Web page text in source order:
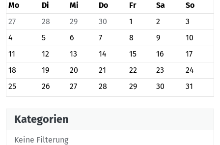
Mo Di Mi Do Fr Sa
So
27
28 29 30 1 2
3
4
5 6 7 8 9
10
11
12 13 14 15 16
17
18
19 20 21 22 23
24
25
26 27 28 29 30 31
Kategorien
Keine Filterung